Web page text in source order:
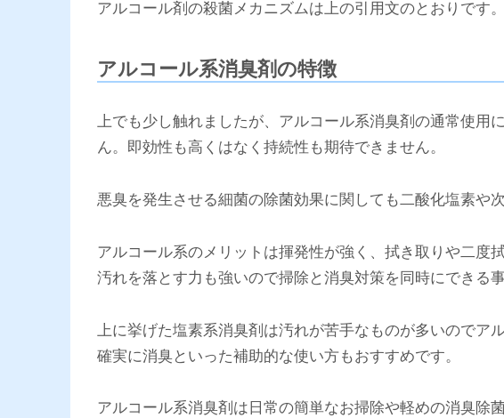
アルコール剤の殺菌メカニズムは上の引用文のとおりです。
アルコール系消臭剤の特徴
上でも少し触れましたが、アルコール系消臭剤の通常使用
ん。即効性も高くはなく持続性も期待できません。
悪臭を発生させる細菌の除菌効果に関しても二酸化塩素や
アルコール系のメリットは揮発性が強く、拭き取りや二度
汚れを落とす力も強いので掃除と消臭対策を同時にできる
上に挙げた塩素系消臭剤は汚れが苦手なものが多いので
確実に消臭といった補助的な使い方もおすすめです。
アルコール系消臭剤は日常の簡単なお掃除や軽めの消臭除